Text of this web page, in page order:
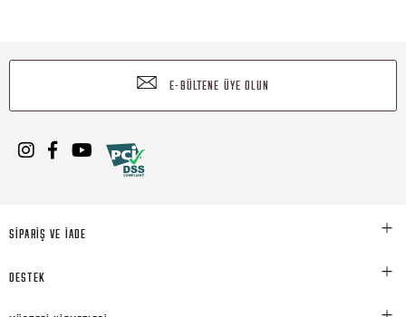
E-BÜLTENE ÜYE OLUN
SİPARİŞ VE İADE
DESTEK